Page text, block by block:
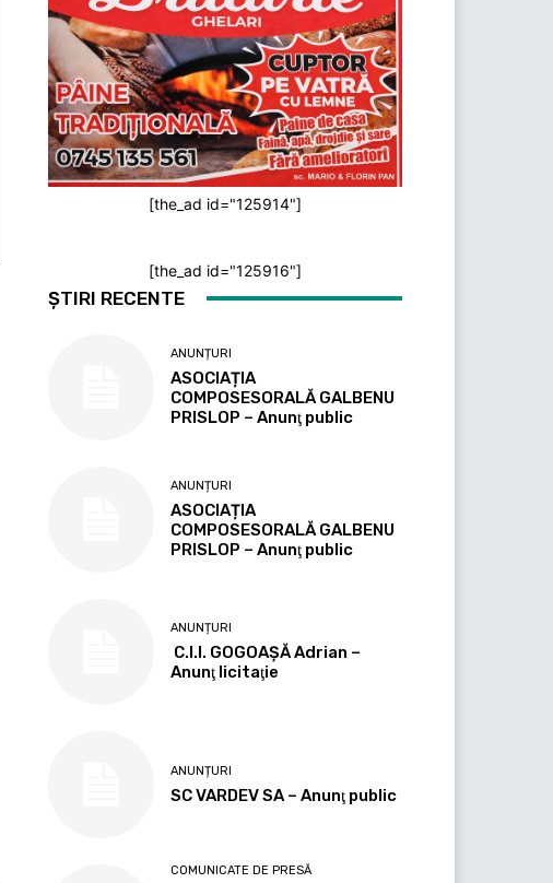
[the_ad id="125914"]
[the_ad id="125916"]
ȘTIRI RECENTE
ANUNȚURI
ASOCIAȚIA
COMPOSESORALĂ GALBENU
PRISLOP – Anunţ public
ANUNȚURI
ASOCIAȚIA
COMPOSESORALĂ GALBENU
PRISLOP – Anunţ public
ANUNȚURI
C.I.I. GOGOAŞĂ Adrian –
Anunţ licitaţie
ANUNȚURI
SC VARDEV SA – Anunţ public
COMUNICATE DE PRESĂ